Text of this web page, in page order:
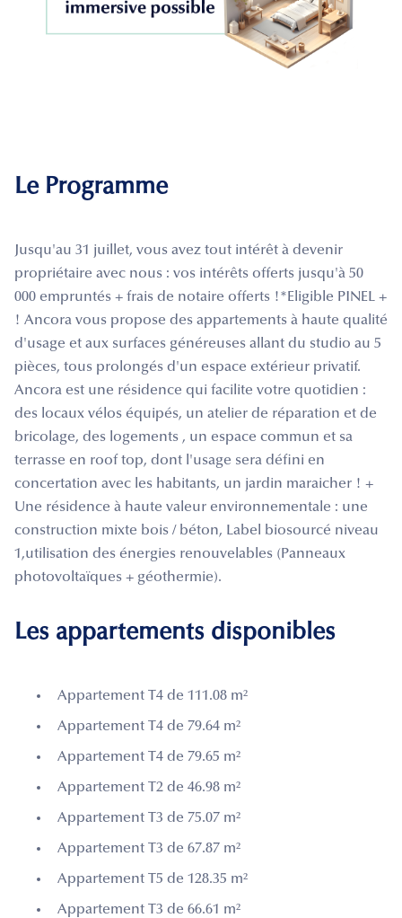
Le Programme
Jusqu'au 31 juillet, vous avez tout intérêt à devenir
propriétaire avec nous : vos intérêts offerts jusqu'à 50
000 empruntés + frais de notaire offerts !*Eligible PINEL +
! Ancora vous propose des appartements à haute qualité
d'usage et aux surfaces généreuses allant du studio au 5
pièces, tous prolongés d'un espace extérieur privatif.
Ancora est une résidence qui facilite votre quotidien :
des locaux vélos équipés, un atelier de réparation et de
bricolage, des logements , un espace commun et sa
terrasse en roof top, dont l'usage sera défini en
concertation avec les habitants, un jardin maraicher ! +
Une résidence à haute valeur environnementale : une
construction mixte bois / béton, Label biosourcé niveau
1,utilisation des énergies renouvelables (Panneaux
photovoltaïques + géothermie).
Les appartements disponibles
Appartement T4 de 111.08 m²
Appartement T4 de 79.64 m²
Appartement T4 de 79.65 m²
Appartement T2 de 46.98 m²
Appartement T3 de 75.07 m²
Appartement T3 de 67.87 m²
Appartement T5 de 128.35 m²
Appartement T3 de 66.61 m²